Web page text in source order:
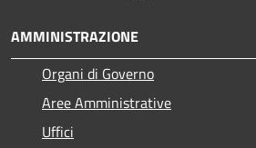
AMMINISTRAZIONE
Organi di Governo
Aree Amministrative
Uffici